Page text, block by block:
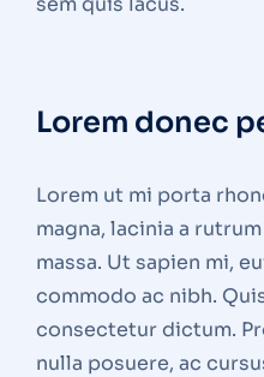
Lorem donec
Lorem ut mi porta
magna, lacinia a
massa. Ut sapien mi,
commodo ac nibh.
consectetur dictum.
nulla posuere, ac